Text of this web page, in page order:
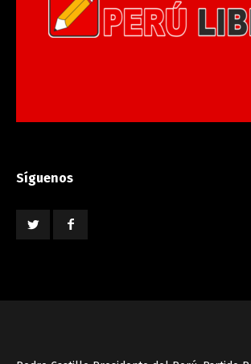
Síguenos